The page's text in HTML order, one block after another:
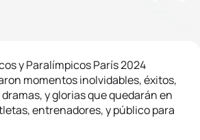
y Paralímpicos París 2024
momentos inolvidables, éxitos,
y glorias que quedarán en
entrenadores, y público para